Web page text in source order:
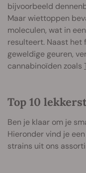
bijvoorbeeld
Maar wiettoppen
moleculen, wat in
resulteert. Naast het
geweldige geuren,
cannabinoïden zoals
Top 10
Ben je klaar om je
Hieronder vind je
strains uit ons